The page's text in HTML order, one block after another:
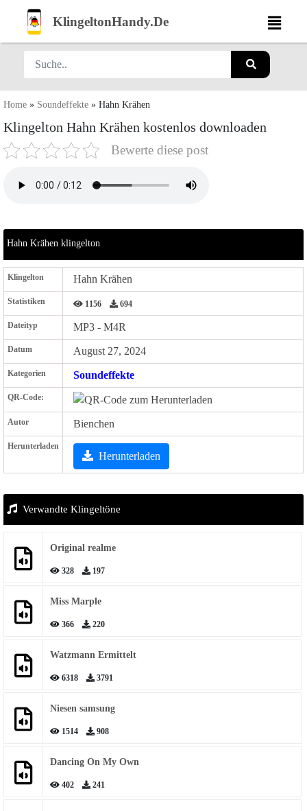
KlingeltonHandy.De
Home » Soundeffekte » Hahn Krähen
Klingelton Hahn Krähen kostenlos downloaden
Bewerte diese post
Hahn Krähen klingelton
Klingelton Hahn Krähen
Statistiken 1156 694
Dateityp MP3 - M4R
Datum August 27, 2024
Kategorien Soundeffekte
QR-Code:
Autor Bienchen
Herunterladen
Herunterladen
Verwandte Klingeltöne
Original realme
328 197
Miss Marple
366 220
Watzmann Ermittelt
6318 3791
Niesen samsung
1514 908
Dancing On My Own
402 241